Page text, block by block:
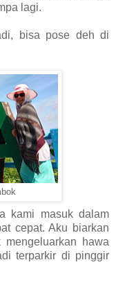
lagi.
bisa pose deh di
kami masuk dalam
cepat. Aku biarkan
hawa
terparkir di pinggir